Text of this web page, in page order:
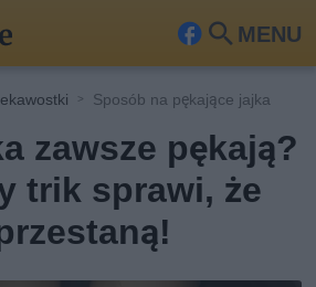
MENU
Fa
ook
Szu
kaj
Sposób na pękające jajka
zawsze pękają?
trik sprawi, że